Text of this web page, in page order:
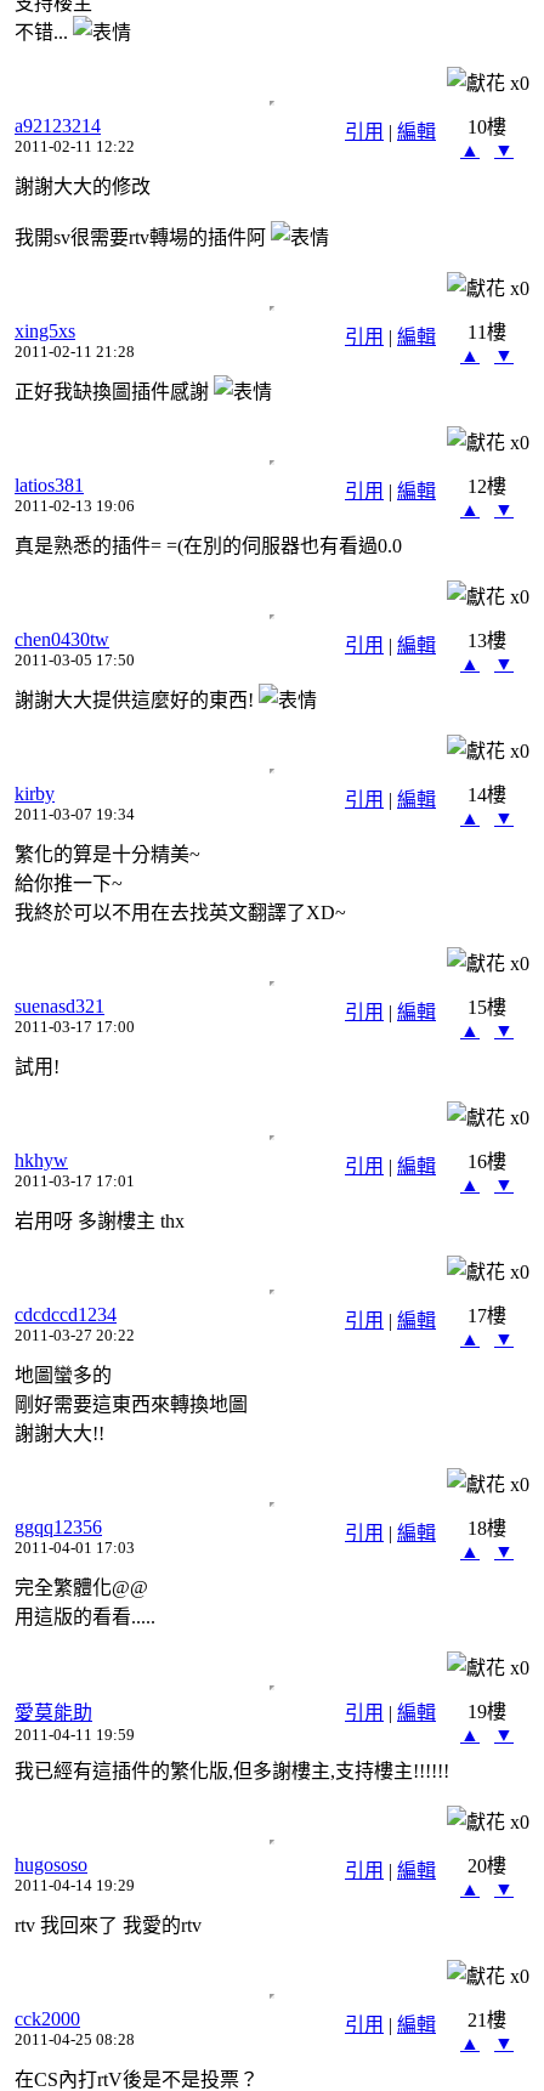
不错...
x0
引用 | 編輯
a92123214
2011-02-11 12:22
10樓
▲
▼
謝謝大大的修改
我開sv很需要rtv轉場的插件阿
x0
引用 | 編輯
xing5xs
2011-02-11 21:28
11樓
▲
▼
正好我缺換圖插件感謝
x0
引用 | 編輯
latios381
2011-02-13 19:06
12樓
▲
▼
真是熟悉的插件= =(在別的伺服器也有看過0.0
x0
引用 | 編輯
chen0430tw
2011-03-05 17:50
13樓
▲
▼
謝謝大大提供這麼好的東西!
x0
引用 | 編輯
kirby
2011-03-07 19:34
14樓
▲
▼
繁化的算是十分精美~
給你推一下~
我終於可以不用在去找英文翻譯了XD~
x0
引用 | 編輯
suenasd321
2011-03-17 17:00
15樓
▲
▼
試用!
x0
引用 | 編輯
hkhyw
2011-03-17 17:01
16樓
▲
▼
岩用呀 多謝樓主 thx
x0
引用 | 編輯
cdcdccd1234
2011-03-27 20:22
17樓
▲
▼
地圖蠻多的
剛好需要這東西來轉換地圖
謝謝大大!!
x0
引用 | 編輯
ggqq12356
2011-04-01 17:03
18樓
▲
▼
完全繁體化@@
用這版的看看.....
x0
引用 | 編輯
愛莫能助
2011-04-11 19:59
19樓
▲
▼
我已經有這插件的繁化版,但多謝樓主,支持樓主!!!!!!
x0
引用 | 編輯
hugososo
2011-04-14 19:29
20樓
▲
▼
rtv 我回來了 我愛的rtv
x0
引用 | 編輯
cck2000
2011-04-25 08:28
21樓
▲
▼
在CS內打rtV後是不是投票？